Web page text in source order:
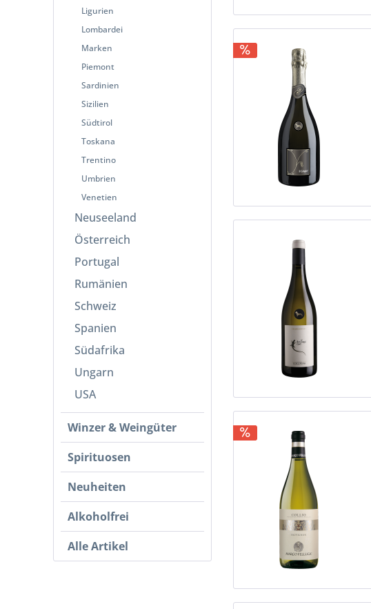
Ligurien
Lombardei
Marken
Piemont
Sardinien
Sizilien
Südtirol
Toskana
Trentino
Umbrien
Venetien
Neuseeland
Österreich
Portugal
Rumänien
Schweiz
Spanien
Südafrika
Ungarn
USA
Winzer & Weingüter
Spirituosen
Neuheiten
Alkoholfrei
Alle Artikel